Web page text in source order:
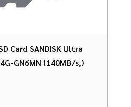
Card SANDISK Ultra
GN6MN (140MB/s,)